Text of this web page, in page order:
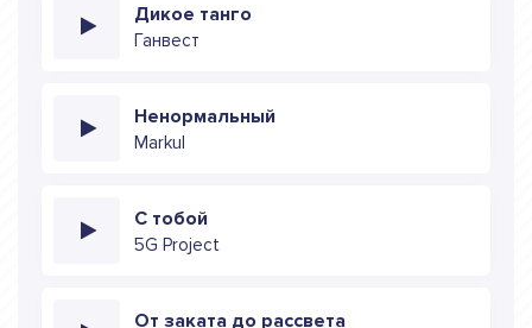
Дикое танго
Ганвест
Ненормальный
Markul
С тобой
5G Project
От заката до рассвета